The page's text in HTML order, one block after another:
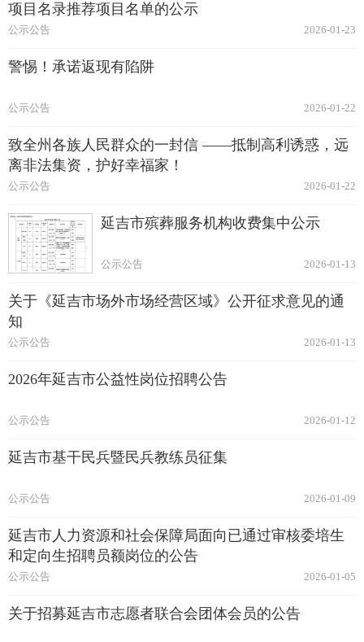
项目名录推荐项目名单的公示
2026-01-23
公示公告
警惕！承诺返现有陷阱
2026-01-22
公示公告
致全州各族人民群众的一封信 ——抵制高利诱惑，远
离非法集资‌，护好幸福家！
2026-01-22
公示公告
延吉市殡葬服务机构收费集中公示
2026-01-13
公示公告
关于《延吉市场外市场经营区域》公开征求意见的通
知
2026-01-13
公示公告
2026年延吉市公益性岗位招聘公告
2026-01-12
公示公告
延吉市基干民兵暨民兵教练员征集
2026-01-09
公示公告
延吉市人力资源和社会保障局面向已通过审核委培生
和定向生招聘员额岗位的公告
2026-01-05
公示公告
关于招募延吉市志愿者联合会团体会员的公告